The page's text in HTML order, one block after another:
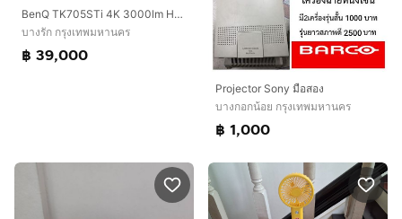
BenQ TK705STi 4K 3000lm HDR Short Throw Built-in Google TV Home Entertainment Projector
บางรัก กรุงเทพมหานคร
฿ 39,000
Projector Sony มือสอง
บางกอกน้อย กรุงเทพมหานคร
฿ 1,000